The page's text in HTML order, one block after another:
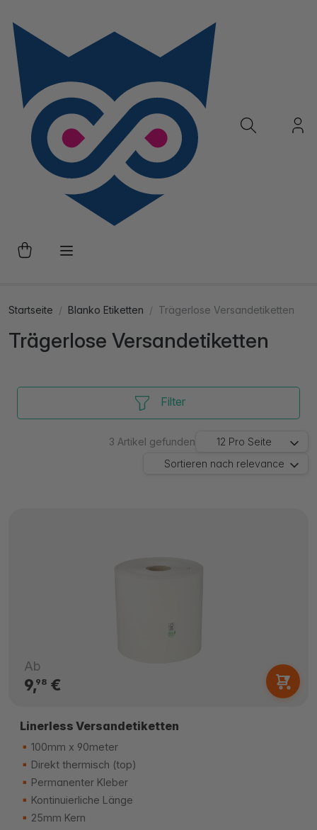
Startseite Blanko Etiketten Trägerlose Versandetiketten
Trägerlose Versandetiketten
Filter
3 Artikel gefunden 12 Pro Seite
Sortieren nach relevance
Ab
9,98€
Linerless Versandetiketten
100mm x 90meter
Direkt thermisch (top)
Permanenter Kleber
Kontinuierliche Länge
25mm Kern